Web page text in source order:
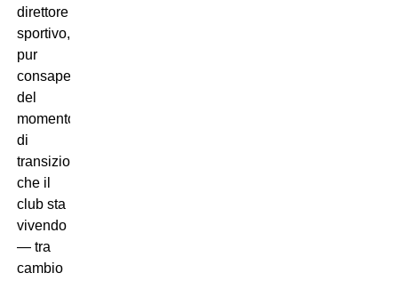
direttore
sportivo,
pur
consapevole
del
momento
di
transizione
che il
club sta
vivendo
— tra
cambio